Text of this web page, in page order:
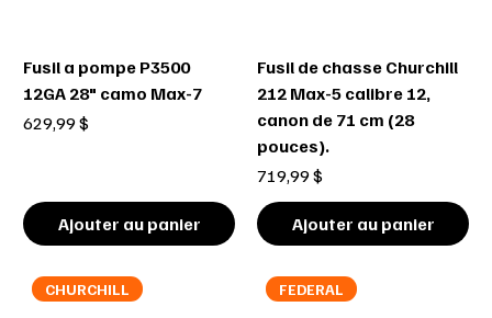
Fusil a pompe P3500
12GA 28" camo Max-7
Prix
629,99 $
Ajouter au panier
Fusil de chasse Churchill
212 Max-5 calibre 12,
canon de 71 cm (28
pouces).
Prix
719,99 $
Ajouter au panier
CHURCHILL FEDERAL